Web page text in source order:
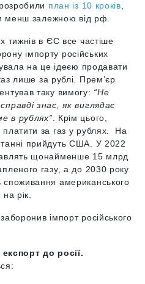
план із 10 кроків
менш залежною від рф.
тижнів в ЄС все частіше
імпорту російських
на це ідеєю продавати
лише за рублі. Прем’єр
таку вимогу: “Не
знає, як виглядає
в рублях” . Крім цього,
за газ у рублях. На
прийдуть США. У 2022
щонайменше 15 млрд
газу, а до 2030 року
американського
рік.
імпорт російського
експорт до росії.